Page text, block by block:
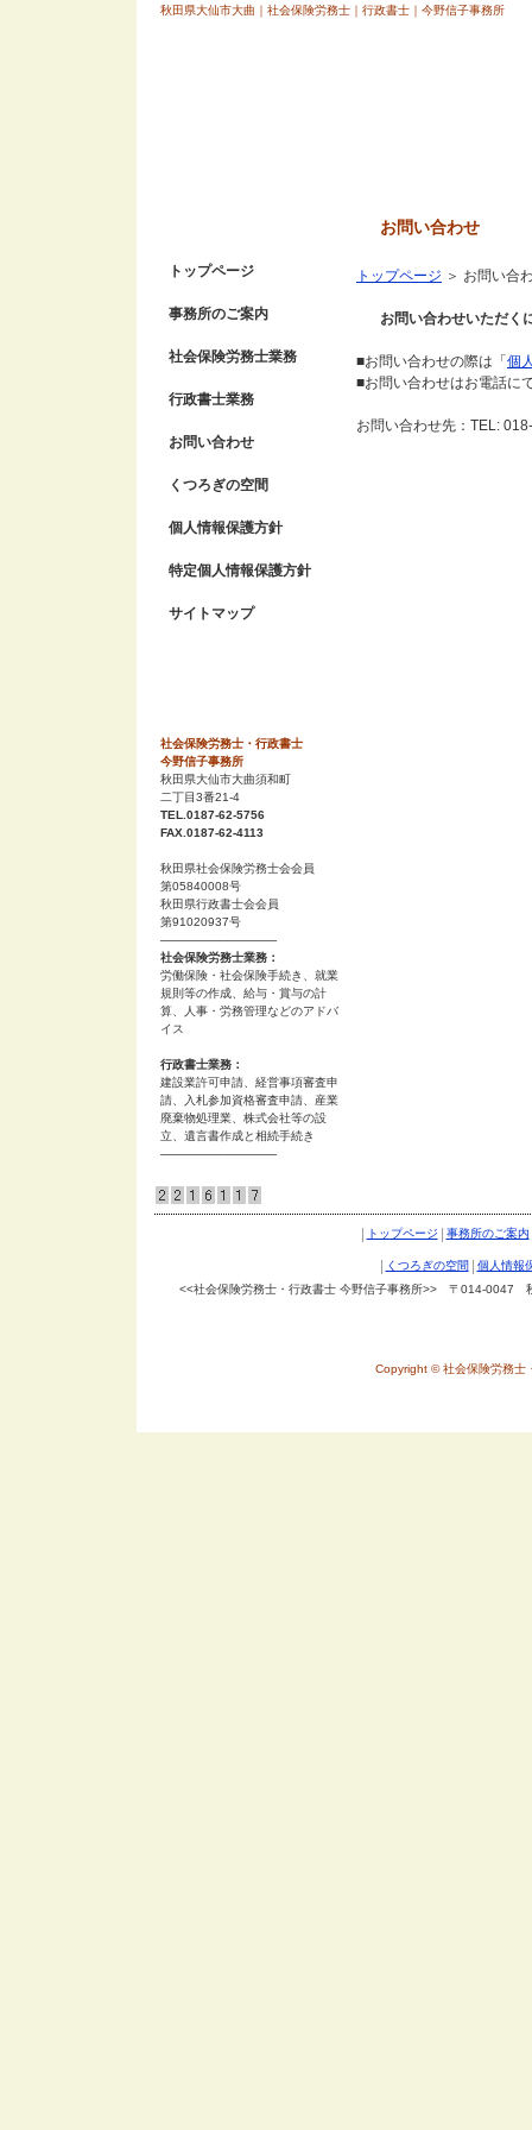
秋田県大仙市大曲｜社会保険労務士｜行政書士｜今野信子事務所
お問い合わせ
トップページ ＞ お問い合
お問い合わせいただく
■お問い合わせの際は「 個
■お問い合わせはお電話に
お問い合わせ先：TEL:
トップページ
事務所のご案内
社会保険労務士業務
行政書士業務
お問い合わせ
くつろぎの空間
個人情報保護方針
特定個人情報保護方針
サイトマップ
社会保険労務士・行政書士
今野信子事務所
秋田県大仙市大曲須和町
二丁目3番21-4
TEL.0187-62-5756
FAX.0187-62-4113
秋田県社会保険労務士会会員
第05840008号
秋田県行政書士会会員
第91020937号
──────────────
社会保険労務士業務：
労働保険・社会保険手続き、就業
規則等の作成、給与・賞与の計
算、人事・労務管理などのアドバ
イス
行政書士業務：
建設業許可申請、経営事項審査申
請、入札参加資格審査申請、産業
廃棄物処理業、株式会社等の設
立、遺言書作成と相続手続き
──────────────
トップページ 事務所のご案内
くつろぎの空間
個人情報
<<社会保険労務士・行政書士 今野信子事務所>> 〒014-0047
Copyright © 社会保険労務士